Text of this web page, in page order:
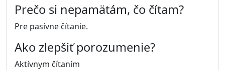
Prečo si nepamätám, čo čítam?
Pre pasívne čítanie.
Ako zlepšiť porozumenie?
Aktívnym čítaním